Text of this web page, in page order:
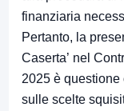
finanziaria
Pertanto, la
Caserta’ nel
2025 è
sulle scelte